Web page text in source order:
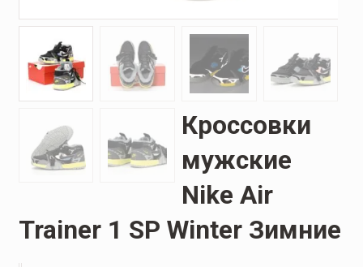
Кроссовки
мужские
Nike Air
Trainer 1 SP Winter Зимние